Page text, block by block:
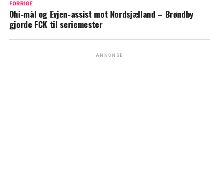
FORRIGE
Ohi-mål og Evjen-assist mot Nordsjælland – Brøndby
gjorde FCK til seriemester
ANNONSE